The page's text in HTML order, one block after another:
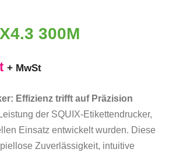
300M
+ MwSt
Effizienz trifft auf Präzision
der SQUIX-Etikettendrucker,
Einsatz entwickelt wurden. Diese
Zuverlässigkeit, intuitive